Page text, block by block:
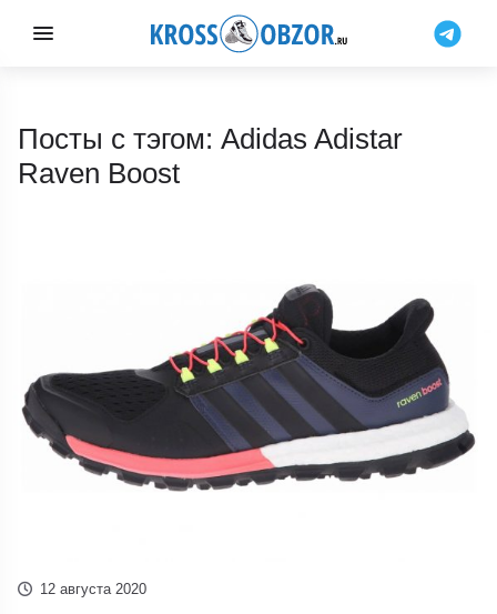
Посты с тэгом: Adidas Adistar
Raven Boost
12 августа 2020